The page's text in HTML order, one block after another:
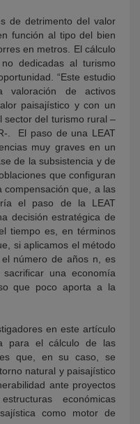
de detrimento del valor
función al tipo del bien
en metros. El cálculo
dedicadas al turismo
“Este estudio
de activos
paisajístico y con un
sector del turismo rural –
. El paso de una LEAT
muy graves en un
de la subsistencia y de
que configuran
compensación que, a las
el paso de la LEAT
decisión estratégica de
tiempo es, en términos
si aplicamos el método
número de años n, es
una economía
que poco aporta a la
en este artículo
para el cálculo de las
que, en su caso, se
natural y paisajístico
ante proyectos
económicas
como motor de